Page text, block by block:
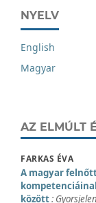
NYELV
English
Magyar
AZ ELMÚLT
FARKAS ÉVA
A magyar
között: